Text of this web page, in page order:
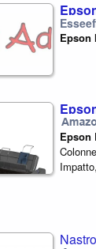
Epson
Epson
Colonne
Nastro